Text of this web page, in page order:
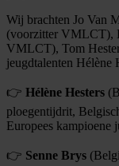
Wij brachten Jo Van
(voorzitter VMLCT),
VMLCT), Tom
jeugdtalenten Hélène
👉 Hélène Hesters
ploegentijdrit,
Europees kampioene
👉 Senne Brys